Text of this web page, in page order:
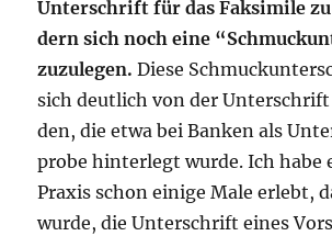
Unter­schrift für das Fak­si­mi­le
dern sich noch eine
zuzu­le­gen. Die­se
sich deut­lich von der
den, die etwa bei Ban­ken als
pro­be hin­ter­legt wur­de. Ich habe
Pra­xis schon eini­ge Male erlebt,
wur­de, die Unter­schrift eines